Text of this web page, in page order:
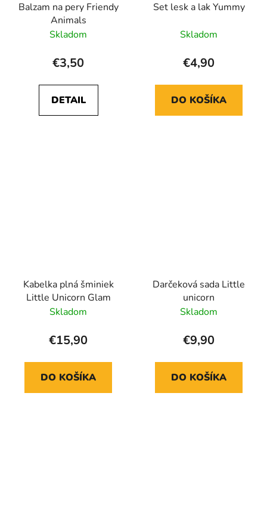
Balzam na pery Friendy
Animals
Skladom
€3,50
DETAIL
Set lesk a lak Yummy
Skladom
€4,90
DO KOŠÍKA
Kabelka plná šminiek
Little Unicorn Glam
Skladom
€15,90
DO KOŠÍKA
Darčeková sada Little
unicorn
Skladom
€9,90
DO KOŠÍKA